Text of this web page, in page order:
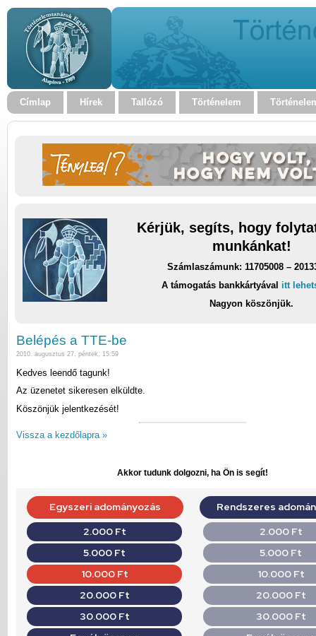
Címlap Hírek Tallózó Történelem
Kérjük, segíts, hogy
munkánkat!
Számlaszámunk: 11705008 –
A támogatás bankkártyával itt
Nagyon köszönjük.
Belépés a TTE-be
2010. augusztus 27. péntek, 15:59
Kedves leendő tagunk!
Az üzenetet sikeresen elküldte.
Köszönjük jelentkezését!
Vissza a kezdőlapra »
Akkor tudunk dolgozni, ha Ön is segít!